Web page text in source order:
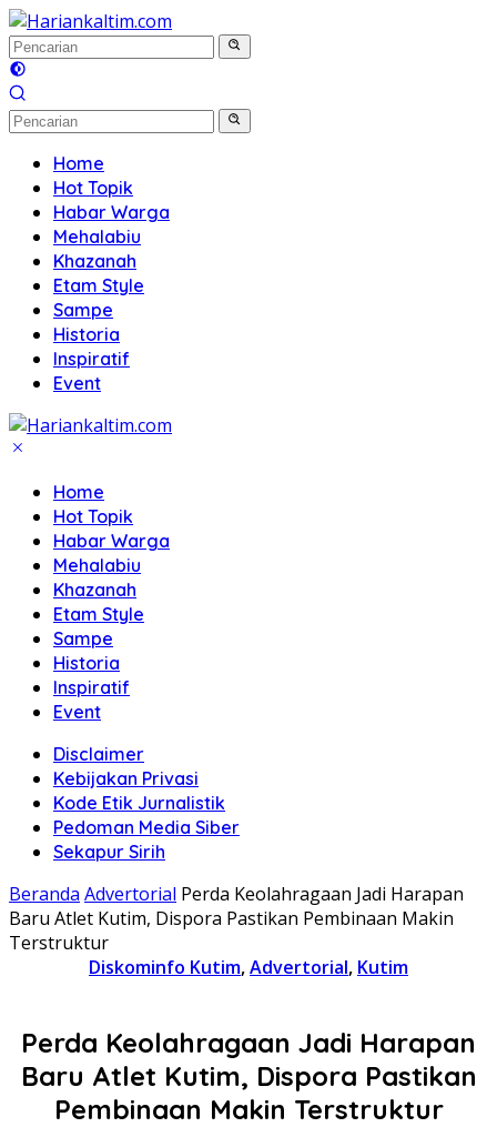
Langsung
ke
konten
Home
Hot Topik
Habar Warga
Mehalabiu
Khazanah
Etam Style
Sampe
Historia
Inspiratif
Event
Home
Hot Topik
Habar Warga
Mehalabiu
Khazanah
Etam Style
Sampe
Historia
Inspiratif
Event
Disclaimer
Kebijakan Privasi
Kode Etik Jurnalistik
Pedoman Media Siber
Sekapur Sirih
Beranda Advertorial Perda Keolahragaan Jadi Harapan
Baru Atlet Kutim, Dispora Pastikan Pembinaan Makin
Terstruktur
Diskominfo Kutim,Advertorial, Kutim
Perda Keolahragaan Jadi Harapan
Baru Atlet Kutim, Dispora Pastikan
Pembinaan Makin Terstruktur